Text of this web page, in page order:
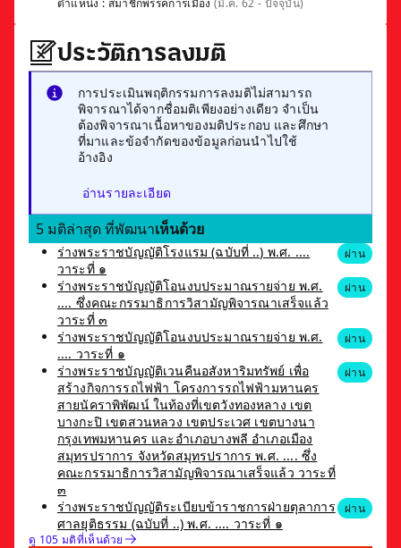
ตำแหน่ง : สมาชิกพรรคการเมือง(มี.ค. 62 - ปัจจุบัน)
ประวัติการลงมติ
การประเมินพฤติกรรมการลงมติไม่สามารถ
พิจารณาได้จากชื่อมติเพียงอย่างเดียว จำเป็น
ต้องพิจารณาเนื้อหาของมติประกอบ และศึกษา
ที่มาและข้อจำกัดของข้อมูลก่อนนำไปใช้
อ้างอิง
อ่านรายละเอียด
5 มติล่าสุด ที่พัฒนาเห็นด้วย
ร่างพระราชบัญญัติโรงแรม (ฉบับที่ ..) พ.ศ. ....
วาระที่ ๑
ผ่าน
ร่างพระราชบัญญัติโอนงบประมาณรายจ่าย พ.ศ.
.... ซึ่งคณะกรรมาธิการวิสามัญพิจารณาเสร็จแล้ว
วาระที่ ๓
ผ่าน
ร่างพระราชบัญญัติโอนงบประมาณรายจ่าย พ.ศ.
.... วาระที่ ๑
ผ่าน
ร่างพระราชบัญญัติเวนคืนอสังหาริมทรัพย์ เพื่อ
สร้างกิจการรถไฟฟ้า โครงการรถไฟฟ้ามหานคร
สายนัคราพิพัฒน์ ในท้องที่เขตวังทองหลาง เขต
บางกะปิ เขตสวนหลวง เขตประเวศ เขตบางนา
กรุงเทพมหานคร และอำเภอบางพลี อำเภอเมือง
สมุทรปราการ จังหวัดสมุทรปราการ พ.ศ. .... ซึ่ง
คณะกรรมาธิการวิสามัญพิจารณาเสร็จแล้ว วาระที่
๓
ผ่าน
ร่างพระราชบัญญัติระเบียบข้าราชการฝ่ายตุลาการ
ศาลยุติธรรม (ฉบับที่ ..) พ.ศ. .... วาระที่ ๑
ผ่าน
ดู 105 มติที่เห็นด้วย